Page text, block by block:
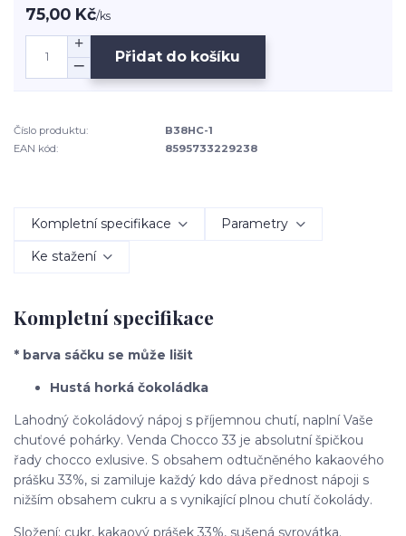
75,00 Kč/ks
Přidat do košíku
Číslo produktu:
B38HC-1
EAN kód:
8595733229238
Kompletní specifikace Parametry
Ke stažení
Kompletní specifikace
* barva sáčku se může lišit
Hustá horká čokoládka
Lahodný čokoládový nápoj s příjemnou chutí, naplní Vaše
chuťové pohárky. Venda Chocco 33 je absolutní špičkou
řady chocco exlusive. S obsahem odtučněného kakaového
prášku 33%, si zamiluje každý kdo dáva přednost nápoji s
nižším obsahem cukru a s vynikající plnou chutí čokolády.
Složení: cukr, kakaový prášek 33%, sušená syrovátka.